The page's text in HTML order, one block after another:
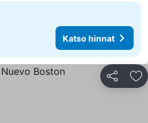
Katso hinnat
Jaa